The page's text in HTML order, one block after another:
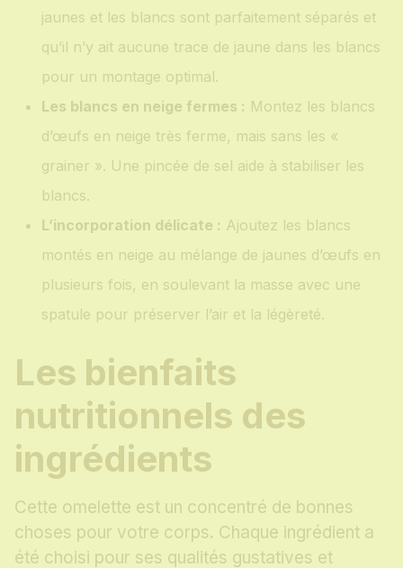
jaunes et les blancs sont parfaitement séparés et
qu’il n’y ait aucune trace de jaune dans les blancs
pour un montage optimal.
Les blancs en neige fermes : Montez les blancs
d’œufs en neige très ferme, mais sans les «
grainer ». Une pincée de sel aide à stabiliser les
blancs.
L’incorporation délicate : Ajoutez les blancs
montés en neige au mélange de jaunes d’œufs en
plusieurs fois, en soulevant la masse avec une
spatule pour préserver l’air et la légèreté.
Les bienfaits
nutritionnels des
ingrédients
Cette omelette est un concentré de bonnes
choses pour votre corps. Chaque ingrédient a
été choisi pour ses qualités gustatives et